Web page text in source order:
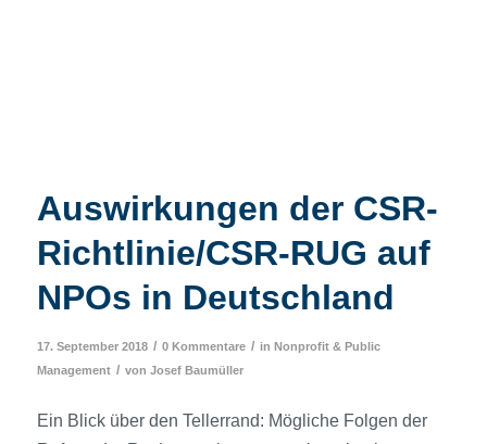
Auswirkungen der CSR-
Richtlinie/CSR-RUG auf
NPOs in Deutschland
17. September 2018 / 0 Kommentare / in Nonprofit & Public
Management / von Josef Baumüller
Ein Blick über den Tellerrand: Mögliche Folgen der